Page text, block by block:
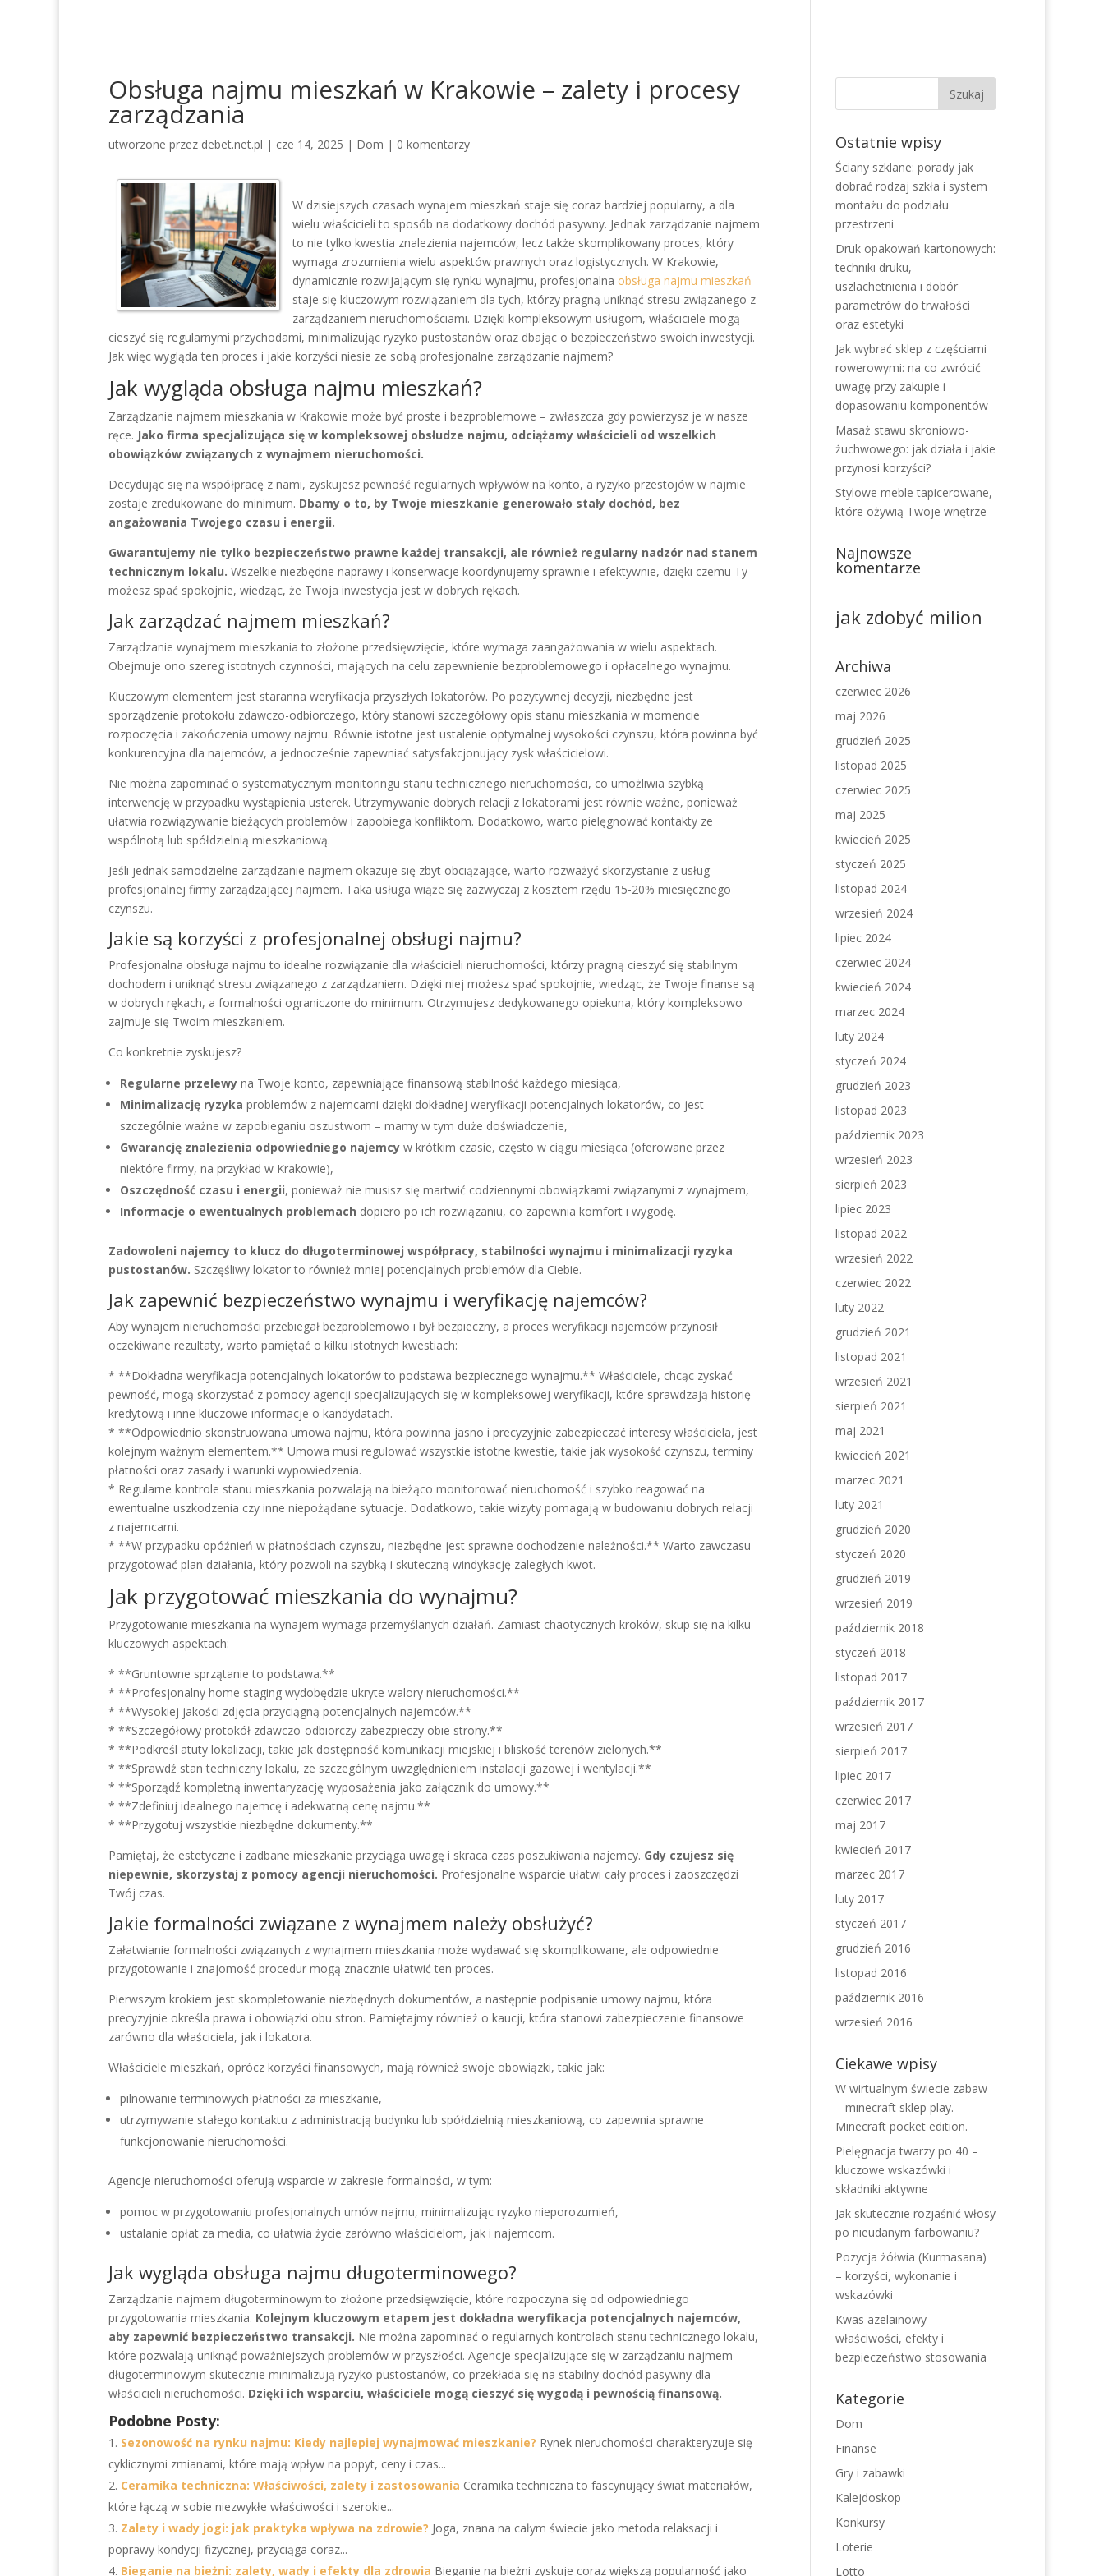
Obsługa najmu mieszkań w Krakowie – zalety i procesy
zarządzania
utworzone przez debet.net.pl | cze 14, 2025 | Dom | 0 komentarzy
W dzisiejszych czasach wynajem mieszkań staje się coraz bardziej popularny, a dla
wielu właścicieli to sposób na dodatkowy dochód pasywny. Jednak zarządzanie najmem
to nie tylko kwestia znalezienia najemców, lecz także skomplikowany proces, który
wymaga zrozumienia wielu aspektów prawnych oraz logistycznych. W Krakowie,
dynamicznie rozwijającym się rynku wynajmu, profesjonalna obsługa najmu mieszkań
staje się kluczowym rozwiązaniem dla tych, którzy pragną uniknąć stresu związanego z
zarządzaniem nieruchomościami. Dzięki kompleksowym usługom, właściciele mogą
cieszyć się regularnymi przychodami, minimalizując ryzyko pustostanów oraz dbając o bezpieczeństwo swoich inwestycji.
Jak więc wygląda ten proces i jakie korzyści niesie ze sobą profesjonalne zarządzanie najmem?
Jak wygląda obsługa najmu mieszkań?
Zarządzanie najmem mieszkania w Krakowie może być proste i bezproblemowe – zwłaszcza gdy powierzysz je w nasze
ręce. Jako firma specjalizująca się w kompleksowej obsłudze najmu, odciążamy właścicieli od wszelkich
obowiązków związanych z wynajmem nieruchomości.
Decydując się na współpracę z nami, zyskujesz pewność regularnych wpływów na konto, a ryzyko przestojów w najmie
zostaje zredukowane do minimum. Dbamy o to, by Twoje mieszkanie generowało stały dochód, bez
angażowania Twojego czasu i energii.
Gwarantujemy nie tylko bezpieczeństwo prawne każdej transakcji, ale również regularny nadzór nad stanem
technicznym lokalu. Wszelkie niezbędne naprawy i konserwacje koordynujemy sprawnie i efektywnie, dzięki czemu Ty
możesz spać spokojnie, wiedząc, że Twoja inwestycja jest w dobrych rękach.
Jak zarządzać najmem mieszkań?
Zarządzanie wynajmem mieszkania to złożone przedsięwzięcie, które wymaga zaangażowania w wielu aspektach.
Obejmuje ono szereg istotnych czynności, mających na celu zapewnienie bezproblemowego i opłacalnego wynajmu.
Kluczowym elementem jest staranna weryfikacja przyszłych lokatorów. Po pozytywnej decyzji, niezbędne jest
sporządzenie protokołu zdawczo-odbiorczego, który stanowi szczegółowy opis stanu mieszkania w momencie
rozpoczęcia i zakończenia umowy najmu. Równie istotne jest ustalenie optymalnej wysokości czynszu, która powinna być
konkurencyjna dla najemców, a jednocześnie zapewniać satysfakcjonujący zysk właścicielowi.
Nie można zapominać o systematycznym monitoringu stanu technicznego nieruchomości, co umożliwia szybką
interwencję w przypadku wystąpienia usterek. Utrzymywanie dobrych relacji z lokatorami jest równie ważne, ponieważ
ułatwia rozwiązywanie bieżących problemów i zapobiega konfliktom. Dodatkowo, warto pielęgnować kontakty ze
wspólnotą lub spółdzielnią mieszkaniową.
Jeśli jednak samodzielne zarządzanie najmem okazuje się zbyt obciążające, warto rozważyć skorzystanie z usług
profesjonalnej firmy zarządzającej najmem. Taka usługa wiąże się zazwyczaj z kosztem rzędu 15-20% miesięcznego
czynszu.
Jakie są korzyści z profesjonalnej obsługi najmu?
Profesjonalna obsługa najmu to idealne rozwiązanie dla właścicieli nieruchomości, którzy pragną cieszyć się stabilnym
dochodem i uniknąć stresu związanego z zarządzaniem. Dzięki niej możesz spać spokojnie, wiedząc, że Twoje finanse są
w dobrych rękach, a formalności ograniczone do minimum. Otrzymujesz dedykowanego opiekuna, który kompleksowo
zajmuje się Twoim mieszkaniem.
Co konkretnie zyskujesz?
Regularne przelewy na Twoje konto, zapewniające finansową stabilność każdego miesiąca,
Minimalizację ryzyka problemów z najemcami dzięki dokładnej weryfikacji potencjalnych lokatorów, co jest
szczególnie ważne w zapobieganiu oszustwom – mamy w tym duże doświadczenie,
Gwarancję znalezienia odpowiedniego najemcy w krótkim czasie, często w ciągu miesiąca (oferowane przez
niektóre firmy, na przykład w Krakowie),
Oszczędność czasu i energii, ponieważ nie musisz się martwić codziennymi obowiązkami związanymi z wynajmem,
Informacje o ewentualnych problemach dopiero po ich rozwiązaniu, co zapewnia komfort i wygodę.
Zadowoleni najemcy to klucz do długoterminowej współpracy, stabilności wynajmu i minimalizacji ryzyka
pustostanów. Szczęśliwy lokator to również mniej potencjalnych problemów dla Ciebie.
Jak zapewnić bezpieczeństwo wynajmu i weryfikację najemców?
Aby wynajem nieruchomości przebiegał bezproblemowo i był bezpieczny, a proces weryfikacji najemców przynosił
oczekiwane rezultaty, warto pamiętać o kilku istotnych kwestiach:
* **Dokładna weryfikacja potencjalnych lokatorów to podstawa bezpiecznego wynajmu.** Właściciele, chcąc zyskać
pewność, mogą skorzystać z pomocy agencji specjalizujących się w kompleksowej weryfikacji, które sprawdzają historię
kredytową i inne kluczowe informacje o kandydatach.
* **Odpowiednio skonstruowana umowa najmu, która powinna jasno i precyzyjnie zabezpieczać interesy właściciela, jest
kolejnym ważnym elementem.** Umowa musi regulować wszystkie istotne kwestie, takie jak wysokość czynszu, terminy
płatności oraz zasady i warunki wypowiedzenia.
* Regularne kontrole stanu mieszkania pozwalają na bieżąco monitorować nieruchomość i szybko reagować na
ewentualne uszkodzenia czy inne niepożądane sytuacje. Dodatkowo, takie wizyty pomagają w budowaniu dobrych relacji
z najemcami.
* **W przypadku opóźnień w płatnościach czynszu, niezbędne jest sprawne dochodzenie należności.** Warto zawczasu
przygotować plan działania, który pozwoli na szybką i skuteczną windykację zaległych kwot.
Jak przygotować mieszkania do wynajmu?
Przygotowanie mieszkania na wynajem wymaga przemyślanych działań. Zamiast chaotycznych kroków, skup się na kilku
kluczowych aspektach:
* **Gruntowne sprzątanie to podstawa.**
* **Profesjonalny home staging wydobędzie ukryte walory nieruchomości.**
* **Wysokiej jakości zdjęcia przyciągną potencjalnych najemców.**
* **Szczegółowy protokół zdawczo-odbiorczy zabezpieczy obie strony.**
* **Podkreśl atuty lokalizacji, takie jak dostępność komunikacji miejskiej i bliskość terenów zielonych.**
* **Sprawdź stan techniczny lokalu, ze szczególnym uwzględnieniem instalacji gazowej i wentylacji.**
* **Sporządź kompletną inwentaryzację wyposażenia jako załącznik do umowy.**
* **Zdefiniuj idealnego najemcę i adekwatną cenę najmu.**
* **Przygotuj wszystkie niezbędne dokumenty.**
Pamiętaj, że estetyczne i zadbane mieszkanie przyciąga uwagę i skraca czas poszukiwania najemcy. Gdy czujesz się
niepewnie, skorzystaj z pomocy agencji nieruchomości. Profesjonalne wsparcie ułatwi cały proces i zaoszczędzi
Twój czas.
Jakie formalności związane z wynajmem należy obsłużyć?
Załatwianie formalności związanych z wynajmem mieszkania może wydawać się skomplikowane, ale odpowiednie
przygotowanie i znajomość procedur mogą znacznie ułatwić ten proces.
Pierwszym krokiem jest skompletowanie niezbędnych dokumentów, a następnie podpisanie umowy najmu, która
precyzyjnie określa prawa i obowiązki obu stron. Pamiętajmy również o kaucji, która stanowi zabezpieczenie finansowe
zarówno dla właściciela, jak i lokatora.
Właściciele mieszkań, oprócz korzyści finansowych, mają również swoje obowiązki, takie jak:
pilnowanie terminowych płatności za mieszkanie,
utrzymywanie stałego kontaktu z administracją budynku lub spółdzielnią mieszkaniową, co zapewnia sprawne
funkcjonowanie nieruchomości.
Agencje nieruchomości oferują wsparcie w zakresie formalności, w tym:
pomoc w przygotowaniu profesjonalnych umów najmu, minimalizując ryzyko nieporozumień,
ustalanie opłat za media, co ułatwia życie zarówno właścicielom, jak i najemcom.
Jak wygląda obsługa najmu długoterminowego?
Zarządzanie najmem długoterminowym to złożone przedsięwzięcie, które rozpoczyna się od odpowiedniego
przygotowania mieszkania. Kolejnym kluczowym etapem jest dokładna weryfikacja potencjalnych najemców,
aby zapewnić bezpieczeństwo transakcji. Nie można zapominać o regularnych kontrolach stanu technicznego lokalu,
które pozwalają uniknąć poważniejszych problemów w przyszłości. Agencje specjalizujące się w zarządzaniu najmem
długoterminowym skutecznie minimalizują ryzyko pustostanów, co przekłada się na stabilny dochód pasywny dla
właścicieli nieruchomości. Dzięki ich wsparciu, właściciele mogą cieszyć się wygodą i pewnością finansową.
Podobne Posty:
Sezonowość na rynku najmu: Kiedy najlepiej wynajmować mieszkanie? Rynek nieruchomości charakteryzuje się
cyklicznymi zmianami, które mają wpływ na popyt, ceny i czas...
Ceramika techniczna: Właściwości, zalety i zastosowania Ceramika techniczna to fascynujący świat materiałów,
które łączą w sobie niezwykłe właściwości i szerokie...
Zalety i wady jogi: jak praktyka wpływa na zdrowie? Joga, znana na całym świecie jako metoda relaksacji i
poprawy kondycji fizycznej, przyciąga coraz...
Bieganie na bieżni: zalety, wady i efekty dla zdrowia Bieganie na bieżni zyskuje coraz większą popularność jako
Ostatnie wpisy
Ściany szklane: porady jak
dobrać rodzaj szkła i system
montażu do podziału
przestrzeni
Druk opakowań kartonowych:
techniki druku,
uszlachetnienia i dobór
parametrów do trwałości
oraz estetyki
Jak wybrać sklep z częściami
rowerowymi: na co zwrócić
uwagę przy zakupie i
dopasowaniu komponentów
Masaż stawu skroniowo-
żuchwowego: jak działa i jakie
przynosi korzyści?
Stylowe meble tapicerowane,
które ożywią Twoje wnętrze
Najnowsze
komentarze
jak zdobyć milion
Archiwa
czerwiec 2026
maj 2026
grudzień 2025
listopad 2025
czerwiec 2025
maj 2025
kwiecień 2025
styczeń 2025
listopad 2024
wrzesień 2024
lipiec 2024
czerwiec 2024
kwiecień 2024
marzec 2024
luty 2024
styczeń 2024
grudzień 2023
listopad 2023
październik 2023
wrzesień 2023
sierpień 2023
lipiec 2023
listopad 2022
wrzesień 2022
czerwiec 2022
luty 2022
grudzień 2021
listopad 2021
wrzesień 2021
sierpień 2021
maj 2021
kwiecień 2021
marzec 2021
luty 2021
grudzień 2020
styczeń 2020
grudzień 2019
wrzesień 2019
październik 2018
styczeń 2018
listopad 2017
październik 2017
wrzesień 2017
sierpień 2017
lipiec 2017
czerwiec 2017
maj 2017
kwiecień 2017
marzec 2017
luty 2017
styczeń 2017
grudzień 2016
listopad 2016
październik 2016
wrzesień 2016
Ciekawe wpisy
W wirtualnym świecie zabaw
– minecraft sklep play.
Minecraft pocket edition.
Pielęgnacja twarzy po 40 –
kluczowe wskazówki i
składniki aktywne
Jak skutecznie rozjaśnić włosy
po nieudanym farbowaniu?
Pozycja żółwia (Kurmasana)
– korzyści, wykonanie i
wskazówki
Kwas azelainowy –
właściwości, efekty i
bezpieczeństwo stosowania
Kategorie
Dom
Finanse
Gry i zabawki
Kalejdoskop
Konkursy
Loterie
Lotto